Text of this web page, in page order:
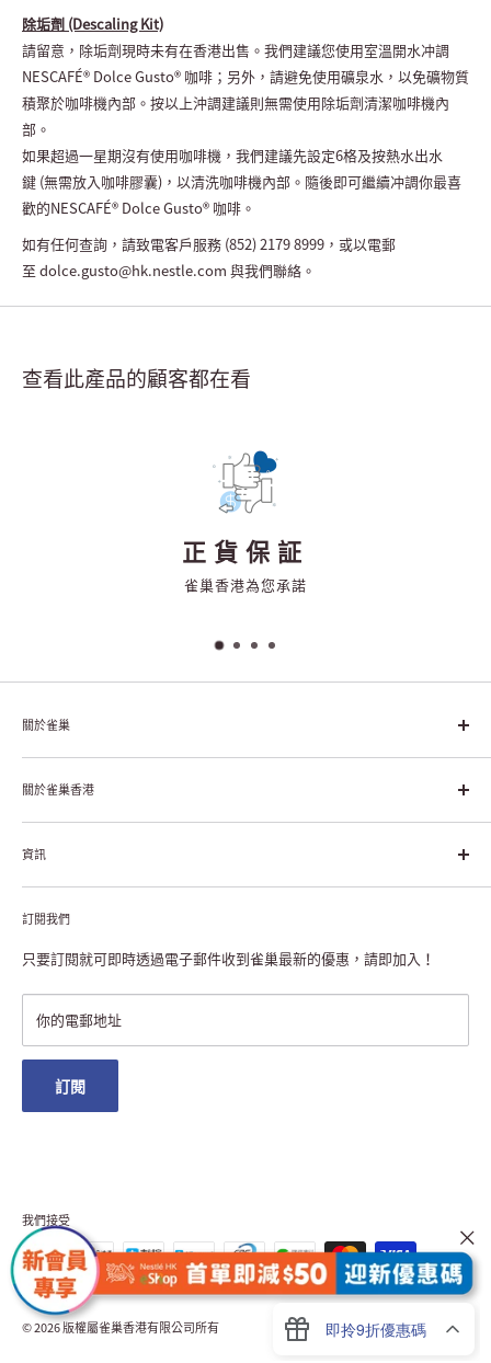
除垢劑 (Descaling Kit)
請留意，除垢劑現時未有在香港出售。 我們建議您使用室溫開水冲調
NESCAFÉ® Dolce Gusto® 咖啡；另外，請避免使用礦泉水，以免礦物質
積聚於咖啡機內部。按以上沖調建議則無需使用除垢劑清潔咖啡機內
部。
如果超過一星期沒有使用咖啡機，我們建議先設定6格及按熱水出水
鍵 (無需放入咖啡膠囊) ，以清洗咖啡機內部。隨後即可繼續冲調你最喜
歡的NESCAFÉ® Dolce Gusto® 咖啡。
如有任何查詢，請致電客戶服務 (852) 2179 8999 ， 或以電郵
至 dolce.gusto@hk.nestle.com 與我們聯絡。
查看此產品的顧客都在看
正貨保証
雀巢香港為您承諾
關於雀巢
雀巢集團起源於1866年的瑞士，目前是全球領先的「營養、健康、
幸福生活」企業。雀巢的目標是「我們充分發掘食品的力量，提升
每個個體的生活品質，無論現在還是未來」。
關於雀巢香港
關於雀巢香港
雀巢香港創造共享價值
聯絡我們
私隱聲明
註冊NESCAFÉ® Dolce Gusto®咖啡機
資訊
付款及送貨
退貨或更換
常見問題
雀巢會員獎賞
澳門地區送貨
訂閱我們
只要訂閱就可即時透過電子郵件收到雀巢最新的優惠，請即加入！
你的電郵地址
訂閱
我們接受
© 2026 版權屬雀巢香港有限公司所有